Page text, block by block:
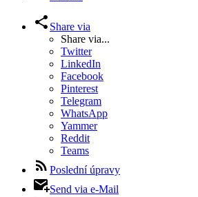
Share via
Share via...
Twitter
LinkedIn
Facebook
Pinterest
Telegram
WhatsApp
Yammer
Reddit
Teams
Poslední úpravy
Send via e-Mail